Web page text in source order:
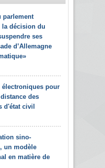
parlement
la décision du
ses
d’Allemagne
électroniques pour
des
d'état civil
sino-
un modèle
en matière de